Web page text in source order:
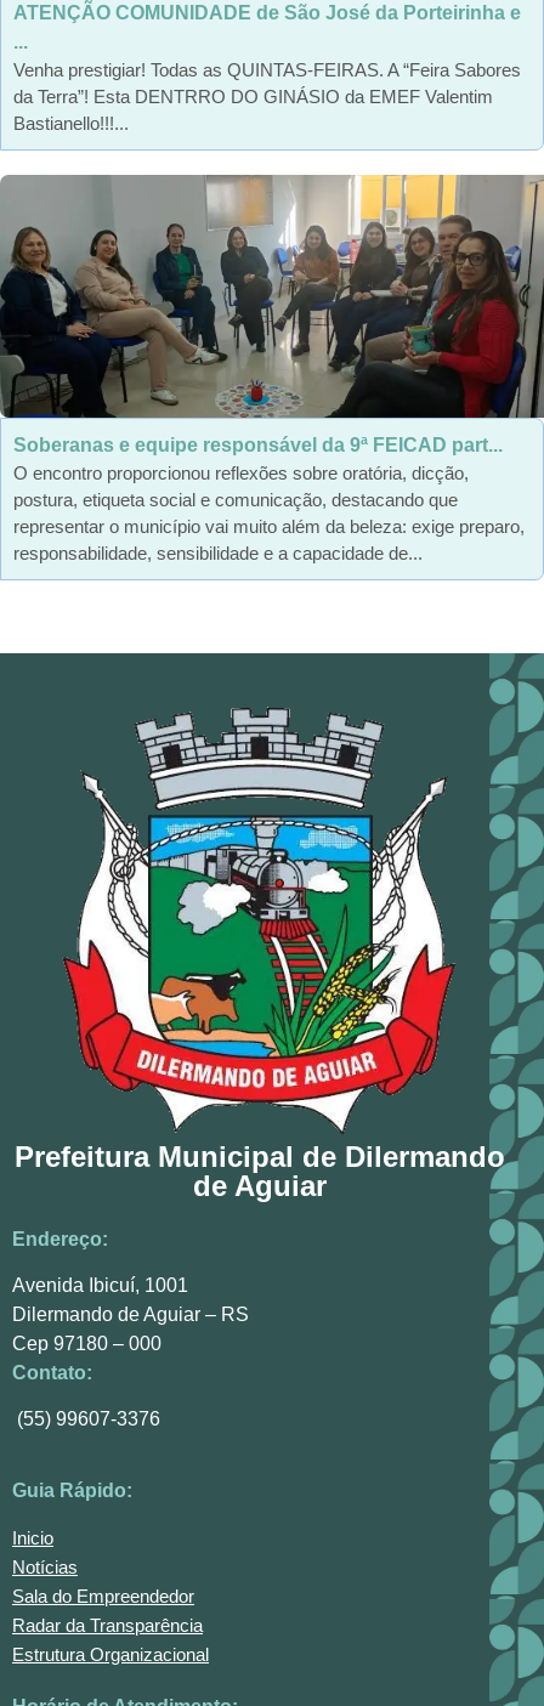
ATENÇÃO COMUNIDADE de São José da Porteirinha e
...
Venha prestigiar! Todas as QUINTAS-FEIRAS. A “Feira Sabores
da Terra”! Esta DENTRRO DO GINÁSIO da EMEF Valentim
Bastianello!!!...
Soberanas e equipe responsável da 9ª FEICAD part...
O encontro proporcionou reflexões sobre oratória, dicção,
postura, etiqueta social e comunicação, destacando que
representar o município vai muito além da beleza: exige preparo,
responsabilidade, sensibilidade e a capacidade de...
Prefeitura Municipal de Dilermando
de Aguiar
Endereço:
Avenida Ibicuí, 1001
Dilermando de Aguiar – RS
Cep 97180 – 000
Contato:
(55) 99607-3376
Guia Rápido:
Inicio
Notícias
Sala do Empreendedor
Radar da Transparência
Estrutura Organizacional